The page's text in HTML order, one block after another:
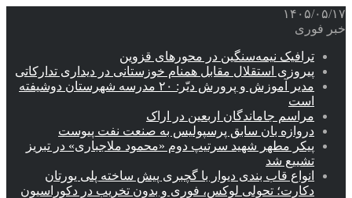
۱۴۰۵/۰۵/۱۷
خبر فوری
ترافیک نیمه‌سنگین در محورهای قزوین
پیروزی استقلال مقابل همنام خوزستانی در دیداری تدارکاتی
مدیر آموزش و پرورش دیّر: ۲۰ مدرسه شهرستان دوشیفته
است
مراسم جاماندگان اربعین در اراک
دروازه بان سابق پرسپولیس به صنعت نفت پیوست
پیکر مطهر شهید سرتیپ دوم «محمود ملاجباری» در تبریز
تشییع شد
انواع قاب بندی دیوار با گچبری پیش ساخته پلی یورتان
دکارت؛ تحولی لوکس، فوری و بدون تخریب در دکوراسیون